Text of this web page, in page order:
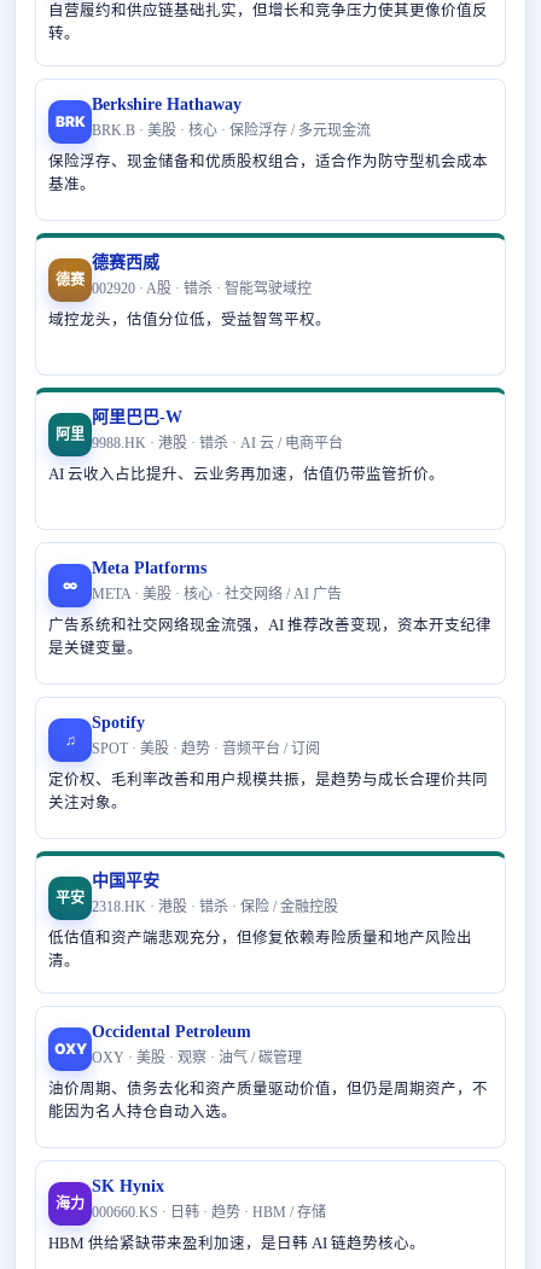
自营履约和供应链基础扎实，但增长和竞争压力使其更像价值反
转。
BRK
Berkshire Hathaway
BRK.B · 美股 · 核心 · 保险浮存 / 多元现金流
保险浮存、现金储备和优质股权组合，适合作为防守型机会成本
基准。
德赛
德赛西威
002920 · A股 · 错杀 · 智能驾驶域控
域控龙头，估值分位低，受益智驾平权。
阿里
阿里巴巴-W
9988.HK · 港股 · 错杀 · AI 云 / 电商平台
AI 云收入占比提升、云业务再加速，估值仍带监管折价。
∞
Meta Platforms
META · 美股 · 核心 · 社交网络 / AI 广告
广告系统和社交网络现金流强，AI 推荐改善变现，资本开支纪律
是关键变量。
♫
Spotify
SPOT · 美股 · 趋势 · 音频平台 / 订阅
定价权、毛利率改善和用户规模共振，是趋势与成长合理价共同
关注对象。
平安
中国平安
2318.HK · 港股 · 错杀 · 保险 / 金融控股
低估值和资产端悲观充分，但修复依赖寿险质量和地产风险出
清。
OXY
Occidental Petroleum
OXY · 美股 · 观察 · 油气 / 碳管理
油价周期、债务去化和资产质量驱动价值，但仍是周期资产，不
能因为名人持仓自动入选。
海力
SK Hynix
000660.KS · 日韩 · 趋势 · HBM / 存储
HBM 供给紧缺带来盈利加速，是日韩 AI 链趋势核心。